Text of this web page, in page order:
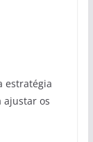
estratégia
ajustar os